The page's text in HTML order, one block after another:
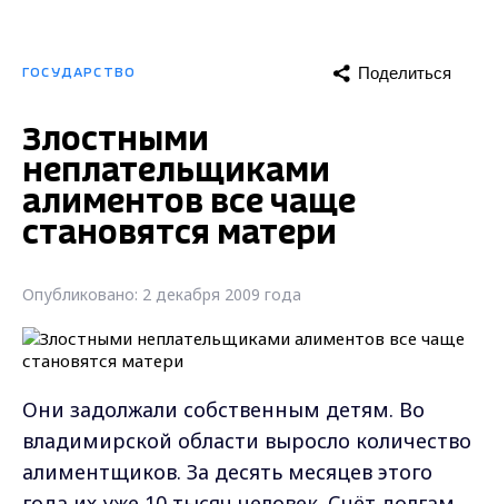
ГОСУДАРСТВО Поделиться
Злостными
неплательщиками
алиментов все чаще
становятся матери
Опубликовано: 2 декабря 2009 года
Они задолжали собственным детям. Во
владимирской области выросло количество
алиментщиков. За десять месяцев этого